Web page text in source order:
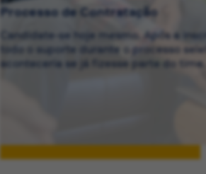
Processo de Contratação
Candidate-se hoje mesmo. Após a
todo o suporte durante o processo
aconteceria se já fizesse parte do time.